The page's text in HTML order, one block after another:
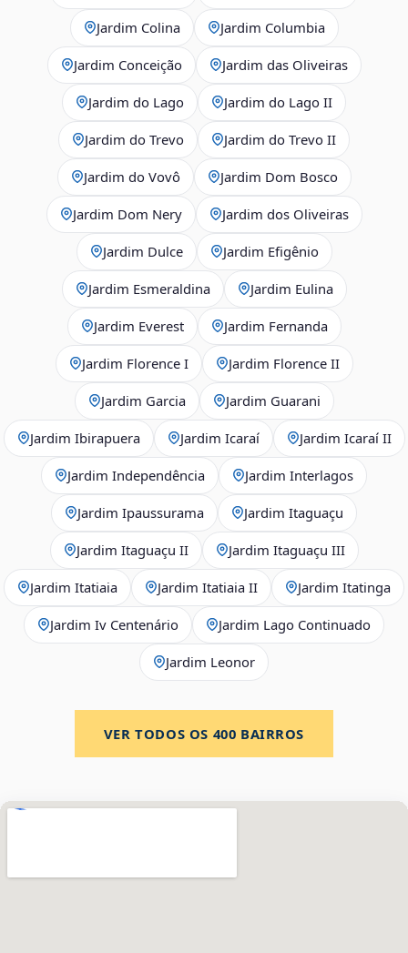
Jardim Colina Jardim Columbia
Jardim Conceição Jardim das Oliveiras
Jardim do Lago Jardim do Lago II
Jardim do Trevo Jardim do Trevo II
Jardim do Vovô Jardim Dom Bosco
Jardim Dom Nery Jardim dos Oliveiras
Jardim Dulce Jardim Efigênio
Jardim Esmeraldina Jardim Eulina
Jardim Everest Jardim Fernanda
Jardim Florence I Jardim Florence II
Jardim Garcia Jardim Guarani
Jardim Ibirapuera Jardim Icaraí Jardim Icaraí II
Jardim Independência Jardim Interlagos
Jardim Ipaussurama Jardim Itaguaçu
Jardim Itaguaçu II Jardim Itaguaçu III
Jardim Itatiaia Jardim Itatiaia II Jardim Itatinga
Jardim Iv Centenário Jardim Lago Continuado
Jardim Leonor
VER TODOS OS 400 BAIRROS